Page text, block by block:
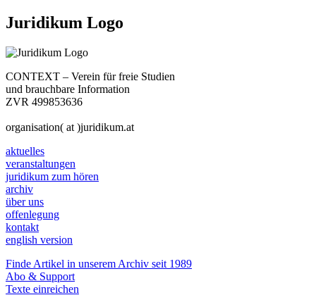
Juridikum Logo
CONTEXT – Verein für freie Studien
und brauchbare Information
ZVR 499853636
organisation( at )juridikum.at
aktuelles
veranstaltungen
juridikum zum hören
archiv
über uns
offenlegung
kontakt
english version
Finde Artikel in unserem Archiv seit 1989
Abo & Support
Texte einreichen